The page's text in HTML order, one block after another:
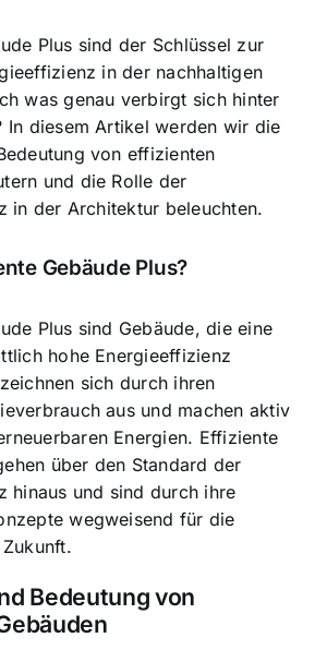
Plus sind der Schlüssel zur
in der nachhaltigen
was genau verbirgt sich hinter
In diesem Artikel werden wir die
von effizienten
und die Rolle der
in der Architektur beleuchten.
Gebäude Plus?
Plus sind Gebäude, die eine
hohe Energieeffizienz
sich durch ihren
aus und machen aktiv
Energien. Effiziente
über den Standard der
hinaus und sind durch ihre
wegweisend für die
Bedeutung von